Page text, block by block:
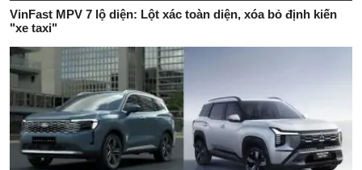
VinFast MPV 7 lộ diện: Lột xác toàn diện, xóa bỏ định kiến
"xe taxi"